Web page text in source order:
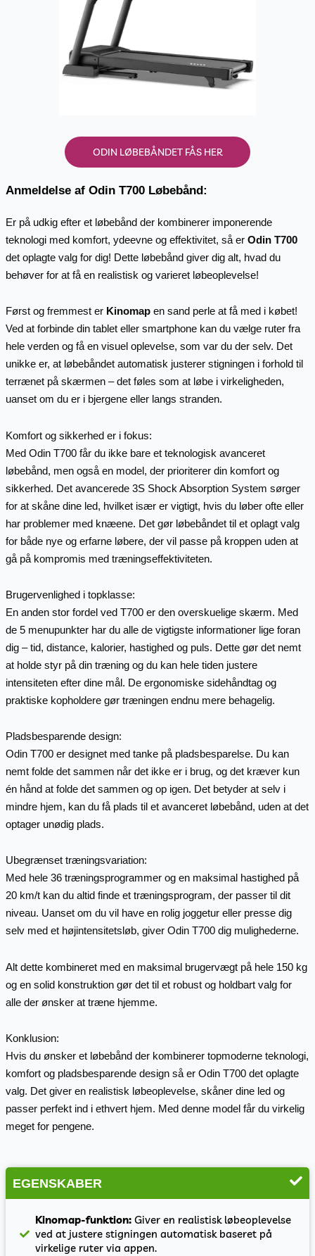
ODIN LØBEBÅNDET FÅS HER
Anmeldelse af Odin T700 Løbebånd:
Er på udkig efter et løbebånd der kombinerer imponerende
teknologi med komfort, ydeevne og effektivitet, så er Odin T700
det oplagte valg for dig! Dette løbebånd giver dig alt, hvad du
behøver for at få en realistisk og varieret løbeoplevelse!
Først og fremmest er Kinomap en sand perle at få med i købet!
Ved at forbinde din tablet eller smartphone kan du vælge ruter fra
hele verden og få en visuel oplevelse, som var du der selv. Det
unikke er, at løbebåndet automatisk justerer stigningen i forhold til
terrænet på skærmen – det føles som at løbe i virkeligheden,
uanset om du er i bjergene eller langs stranden.
Komfort og sikkerhed er i fokus:
Med Odin T700 får du ikke bare et teknologisk avanceret
løbebånd, men også en model, der prioriterer din komfort og
sikkerhed. Det avancerede 3S Shock Absorption System sørger
for at skåne dine led, hvilket især er vigtigt, hvis du løber ofte eller
har problemer med knæene. Det gør løbebåndet til et oplagt valg
for både nye og erfarne løbere, der vil passe på kroppen uden at
gå på kompromis med træningseffektiviteten.
Brugervenlighed i topklasse:
En anden stor fordel ved T700 er den overskuelige skærm. Med
de 5 menupunkter har du alle de vigtigste informationer lige foran
dig – tid, distance, kalorier, hastighed og puls. Dette gør det nemt
at holde styr på din træning og du kan hele tiden justere
intensiteten efter dine mål. De ergonomiske sidehåndtag og
praktiske kopholdere gør træningen endnu mere behagelig.
Pladsbesparende design:
Odin T700 er designet med tanke på pladsbesparelse. Du kan
nemt folde det sammen når det ikke er i brug, og det kræver kun
én hånd at folde det sammen og op igen. Det betyder at selv i
mindre hjem, kan du få plads til et avanceret løbebånd, uden at det
optager unødig plads.
Ubegrænset træningsvariation:
Med hele 36 træningsprogrammer og en maksimal hastighed på
20 km/t kan du altid finde et træningsprogram, der passer til dit
niveau. Uanset om du vil have en rolig joggetur eller presse dig
selv med et højintensitetsløb, giver Odin T700 dig mulighederne.
Alt dette kombineret med en maksimal brugervægt på hele 150 kg
og en solid konstruktion gør det til et robust og holdbart valg for
alle der ønsker at træne hjemme.
Konklusion:
Hvis du ønsker et løbebånd der kombinerer topmoderne teknologi,
komfort og pladsbesparende design så er Odin T700 det oplagte
valg. Det giver en realistisk løbeoplevelse, skåner dine led og
passer perfekt ind i ethvert hjem. Med denne model får du virkelig
meget for pengene.
EGENSKABER
Kinomap-funktion: Giver en realistisk løbeoplevelse
ved at justere stigningen automatisk baseret på
virkelige ruter via appen.